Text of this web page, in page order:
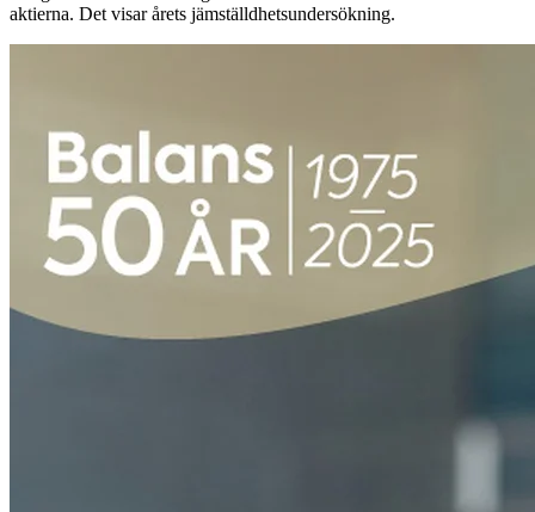
aktierna. Det visar årets jämställdhetsundersökning.